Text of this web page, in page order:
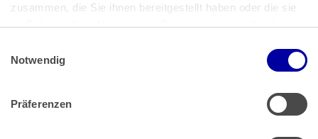
zusammen, die Sie ihnen bereitgestellt haben oder die sie
im Rahmen Ihrer Nutzung der Dienste gesammelt haben.
Impressum
Notwendig
Präferenzen
Pressemitteilungen|AGB
Impressum|Datenschutz